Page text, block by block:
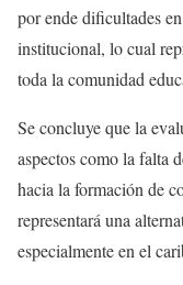
por ende dificultades
institucional, lo cual
toda la comunidad
Se concluye que la
aspectos como la falta
hacia la formación de
representará una
especialmente en el